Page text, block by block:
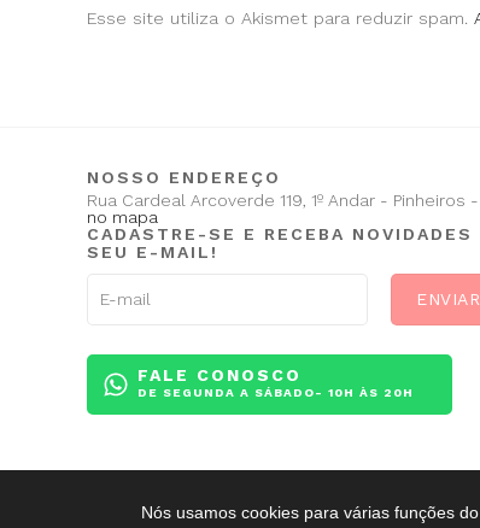
Esse site utiliza o Akismet para reduzir spam.
NOSSO ENDEREÇO
Rua Cardeal Arcoverde 119, 1º Andar - Pinheiros -
no mapa
CADASTRE-SE E RECEBA NOVIDADES
SEU E-MAIL!
FALE CONOSCO
DE SEGUNDA A SÁBADO- 10H ÀS 20H
Nós usamos cookies para várias funções